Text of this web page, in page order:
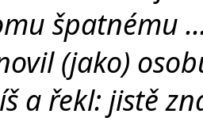
špatnému
(jako)
a řekl: jistě